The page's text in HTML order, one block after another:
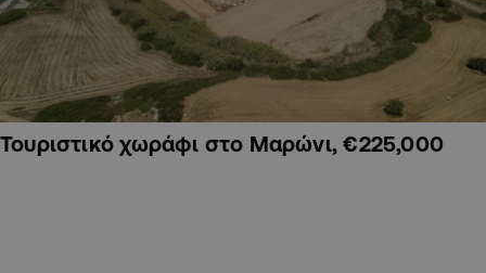
Τουριστικό χωράφι στο Μαρώνι, €225,000